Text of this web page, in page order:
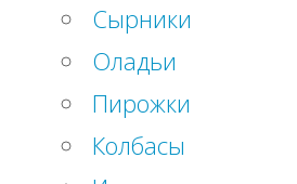
Сырники
Оладьи
Пирожки
Колбасы